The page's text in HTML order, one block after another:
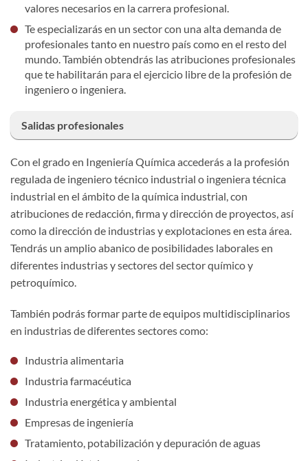
valores necesarios en la carrera profesional.
Te especializarás en un sector con una alta demanda de
profesionales tanto en nuestro país como en el resto del
mundo. También obtendrás las atribuciones profesionales
que te habilitarán para el ejercicio libre de la profesión de
ingeniero o ingeniera.
Salidas profesionales
Con el grado en Ingeniería Química accederás a la profesión
regulada de ingeniero técnico industrial o ingeniera técnica
industrial en el ámbito de la química industrial, con
atribuciones de redacción, firma y dirección de proyectos, así
como la dirección de industrias y explotaciones en esta área.
Tendrás un amplio abanico de posibilidades laborales en
diferentes industrias y sectores del sector químico y
petroquímico.
También podrás formar parte de equipos multidisciplinarios
en industrias de diferentes sectores como:
Industria alimentaria
Industria farmacéutica
Industria energética y ambiental
Empresas de ingeniería
Tratamiento, potabilización y depuración de aguas